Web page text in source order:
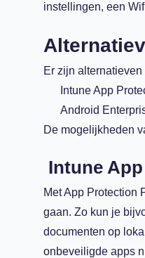
instellingen, een
Er zijn
Intune App
Android
De mogelijkheden
Intune
Met App Protection
gaan. Zo kun je
documenten op
onbeveiligde apps